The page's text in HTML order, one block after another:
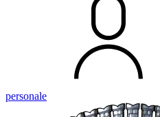
personale